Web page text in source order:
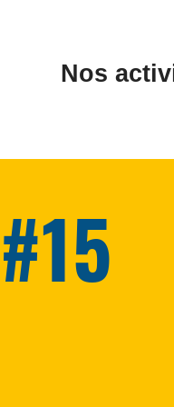
Nos